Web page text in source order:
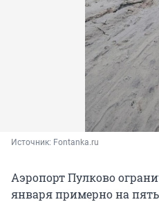
Источник: Fontanka.ru
Аэропорт Пулково
января примерно на пять